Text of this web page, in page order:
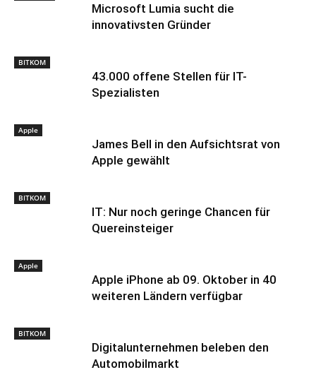
Microsoft Lumia sucht die
innovativsten Gründer
BITKOM
43.000 offene Stellen für IT-
Spezialisten
Apple
James Bell in den Aufsichtsrat von
Apple gewählt
BITKOM
IT: Nur noch geringe Chancen für
Quereinsteiger
Apple
Apple iPhone ab 09. Oktober in 40
weiteren Ländern verfügbar
BITKOM
Digitalunternehmen beleben den
Automobilmarkt